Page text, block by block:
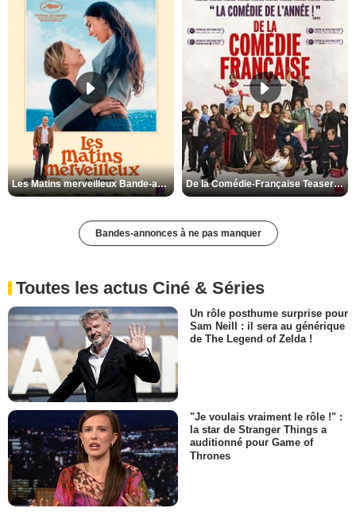
Les Matins merveilleux Bande-annonce VF De la Comédie-Française Teaser VF
Bandes-annonces à ne pas manquer
Toutes les actus Ciné & Séries
Un rôle posthume surprise pour
Sam Neill : il sera au générique
de The Legend of Zelda !
"Je voulais vraiment le rôle !" :
la star de Stranger Things a
auditionné pour Game of
Thrones